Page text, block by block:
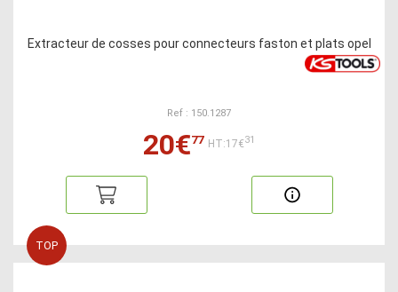
Extracteur de cosses pour connecteurs faston et plats opel
Ref : 150.1287
20€77 HT:17€31
TOP